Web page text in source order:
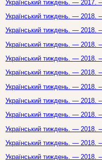
Український тиждень. —
Український тиждень. —
Український тиждень. —
Український тиждень. — 2018.
Український тиждень. —
Український тиждень. —
Український тиждень. — 2018.
Український тиждень. —
Український тиждень. —
Український тиждень. — 2018.
Український тиждень. —
Український тиждень. —